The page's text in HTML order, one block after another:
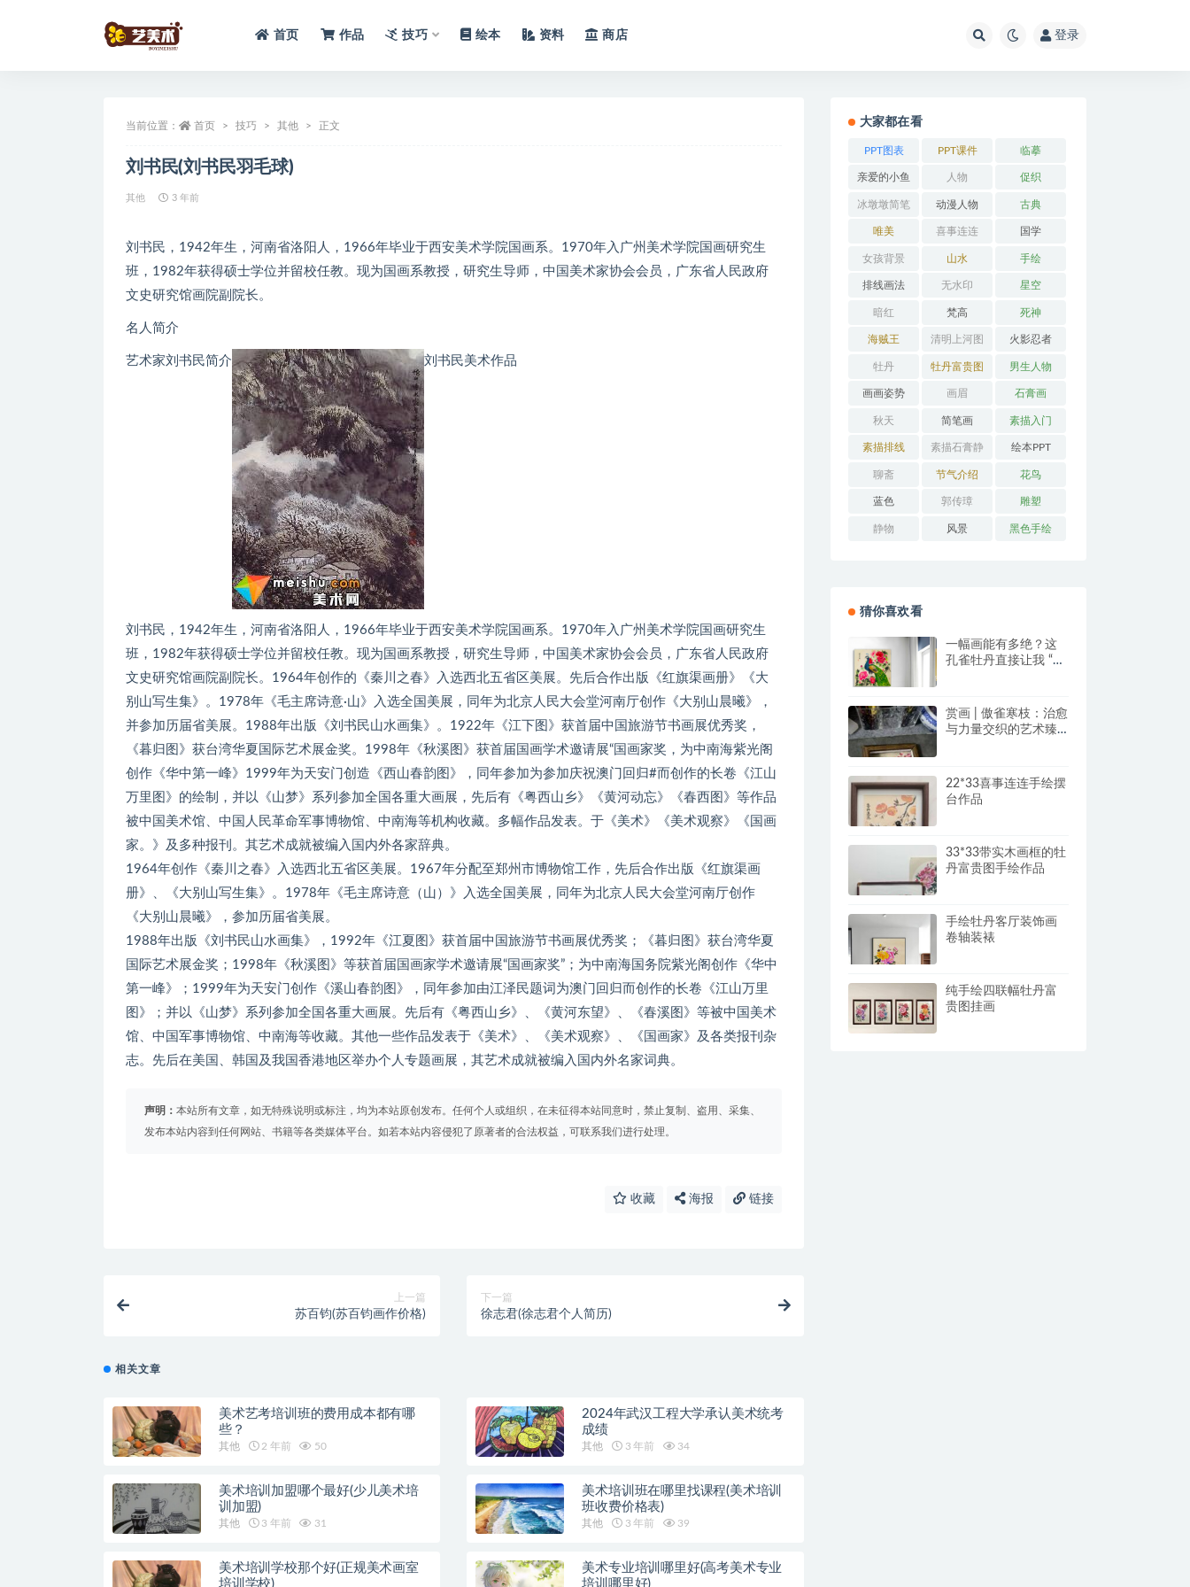
首页 作品 技巧 绘本 资料 商店 登录
当前位置： 首页 技巧 其他 正文
刘书民(刘书民羽毛球)
其他 3 年前
刘书民，1942年生，河南省洛阳人，1966年毕业于西安美术学院国画系。1970年入广州美术学院国画研究生
班，1982年获得硕士学位并留校任教。现为国画系教授，研究生导师，中国美术家协会会员，广东省人民政府
文史研究馆画院副院长。
名人简介
艺术家刘书民简介 刘书民美术作品
刘书民，1942年生，河南省洛阳人，1966年毕业于西安美术学院国画系。1970年入广州美术学院国画研究生
班，1982年获得硕士学位并留校任教。现为国画系教授，研究生导师，中国美术家协会会员，广东省人民政府
文史研究馆画院副院长。1964年创作的《秦川之春》入选西北五省区美展。先后合作出版《红旗渠画册》《大
别山写生集》。1978年《毛主席诗意·山》入选全国美展，同年为北京人民大会堂河南厅创作《大别山晨曦》，
并参加历届省美展。1988年出版《刘书民山水画集》。1922年《江下图》获首届中国旅游节书画展优秀奖，
《暮归图》获台湾华夏国际艺术展金奖。1998年《秋溪图》获首届国画学术邀请展“国画家奖，为中南海紫光阁
创作《华中第一峰》1999年为天安门创造《西山春韵图》，同年参加为参加庆祝澳门回归#而创作的长卷《江山
万里图》的绘制，并以《山梦》系列参加全国各重大画展，先后有《粤西山乡》《黄河动忘》《春西图》等作品
被中国美术馆、中国人民革命军事博物馆、中南海等机构收藏。多幅作品发表。于《美术》《美术观察》《国画
家。》及多种报刊。其艺术成就被编入国内外各家辞典。
1964年创作《秦川之春》入选西北五省区美展。1967年分配至郑州市博物馆工作，先后合作出版《红旗渠画
册》、《大别山写生集》。1978年《毛主席诗意（山）》入选全国美展，同年为北京人民大会堂河南厅创作
《大别山晨曦》，参加历届省美展。
1988年出版《刘书民山水画集》，1992年《江夏图》获首届中国旅游节书画展优秀奖；《暮归图》获台湾华夏
国际艺术展金奖；1998年《秋溪图》等获首届国画家学术邀请展“国画家奖”；为中南海国务院紫光阁创作《华中
第一峰》；1999年为天安门创作《溪山春韵图》，同年参加由江泽民题词为澳门回归而创作的长卷《江山万里
图》；并以《山梦》系列参加全国各重大画展。先后有《粤西山乡》、《黄河东望》、《春溪图》等被中国美术
馆、中国军事博物馆、中南海等收藏。其他一些作品发表于《美术》、《美术观察》、《国画家》及各类报刊杂
志。先后在美国、韩国及我国香港地区举办个人专题画展，其艺术成就被编入国内外名家词典。
声明： 本站所有文章，如无特殊说明或标注，均为本站原创发布。任何个人或组织，在未征得本站同意时，禁止复制、盗用、采集、
发布本站内容到任何网站、书籍等各类媒体平台。如若本站内容侵犯了原著者的合法权益，可联系我们进行处理。
收藏 海报 链接
上一篇
苏百钧(苏百钧画作价格)
下一篇
徐志君(徐志君个人简历)
相关文章
美术艺考培训班的费用成本都有哪
些？
其他 2 年前 50
2024年武汉工程大学承认美术统考
成绩
其他 3 年前 34
美术培训加盟哪个最好(少儿美术培
训加盟)
其他 3 年前 31
美术培训班在哪里找课程(美术培训
班收费价格表)
其他 3 年前 39
美术培训学校那个好(正规美术画室
培训学校)
美术专业培训哪里好(高考美术专业
培训哪里好)
大家都在看
PPT图表 PPT课件 临摹
亲爱的小鱼 人物 促织
冰墩墩简笔
画
动漫人物 古典
唯美 喜事连连 国学
女孩背景 山水 手绘
排线画法 无水印 星空
暗红 梵高 死神
海贼王 清明上河图 火影忍者
牡丹 牡丹富贵图 男生人物
画画姿势 画眉 石膏画
秋天 简笔画 素描入门
素描排线 素描石膏静
物
绘本PPT
聊斋 节气介绍 花鸟
蓝色 郭传璋 雕塑
静物 风景 黑色手绘
猜你喜欢看
一幅画能有多绝？这
孔雀牡丹直接让我 “哇
赏画 | 傲雀寒枝：治愈
与力量交织的艺术臻
22*33喜事连连手绘摆
台作品
33*33带实木画框的牡
丹富贵图手绘作品
手绘牡丹客厅装饰画
卷轴装裱
纯手绘四联幅牡丹富
贵图挂画